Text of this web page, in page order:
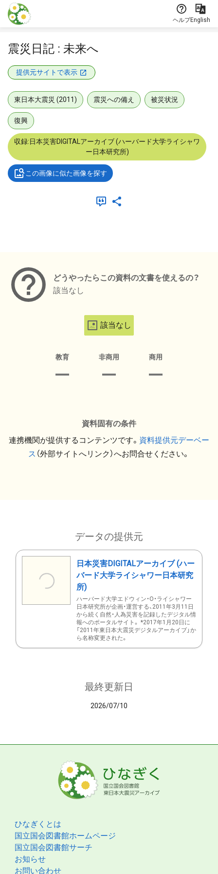
本文に飛ぶ
ヘルプEnglish
震災日記 : 未来へ
提供元サイトで表示
東日本大震災 (2011) 震災への備え 被災状況
復興
収録:日本災害DIGITALアーカイブ (ハーバード大学ライシャワ
ー日本研究所)
この画像に似た画像を探す
どうやったらこの資料の文書を使えるの？
該当なし
該当なし
教育 非商用 商用
資料固有の条件
連携機関が提供するコンテンツです。 資料提供元デーベー
ス （外部サイトへリンク）へお問合せください。
データの提供元
日本災害DIGITALアーカイブ (ハー
バード大学ライシャワー日本研究
所)
ハーバード大学エドウィン・O・ライシャワー
日本研究所が企画・運営する、2011年3月11日
から続く自然・人為災害を記録したデジタル情
報へのポータルサイト。 *2017年1月20日に
「2011年東日本大震災デジタルアーカイブ」か
ら名称変更された。
最終更新日
2026/07/10
ひなぎくとは
国立国会図書館ホームページ
国立国会図書館サーチ
お知らせ
お問い合わせ